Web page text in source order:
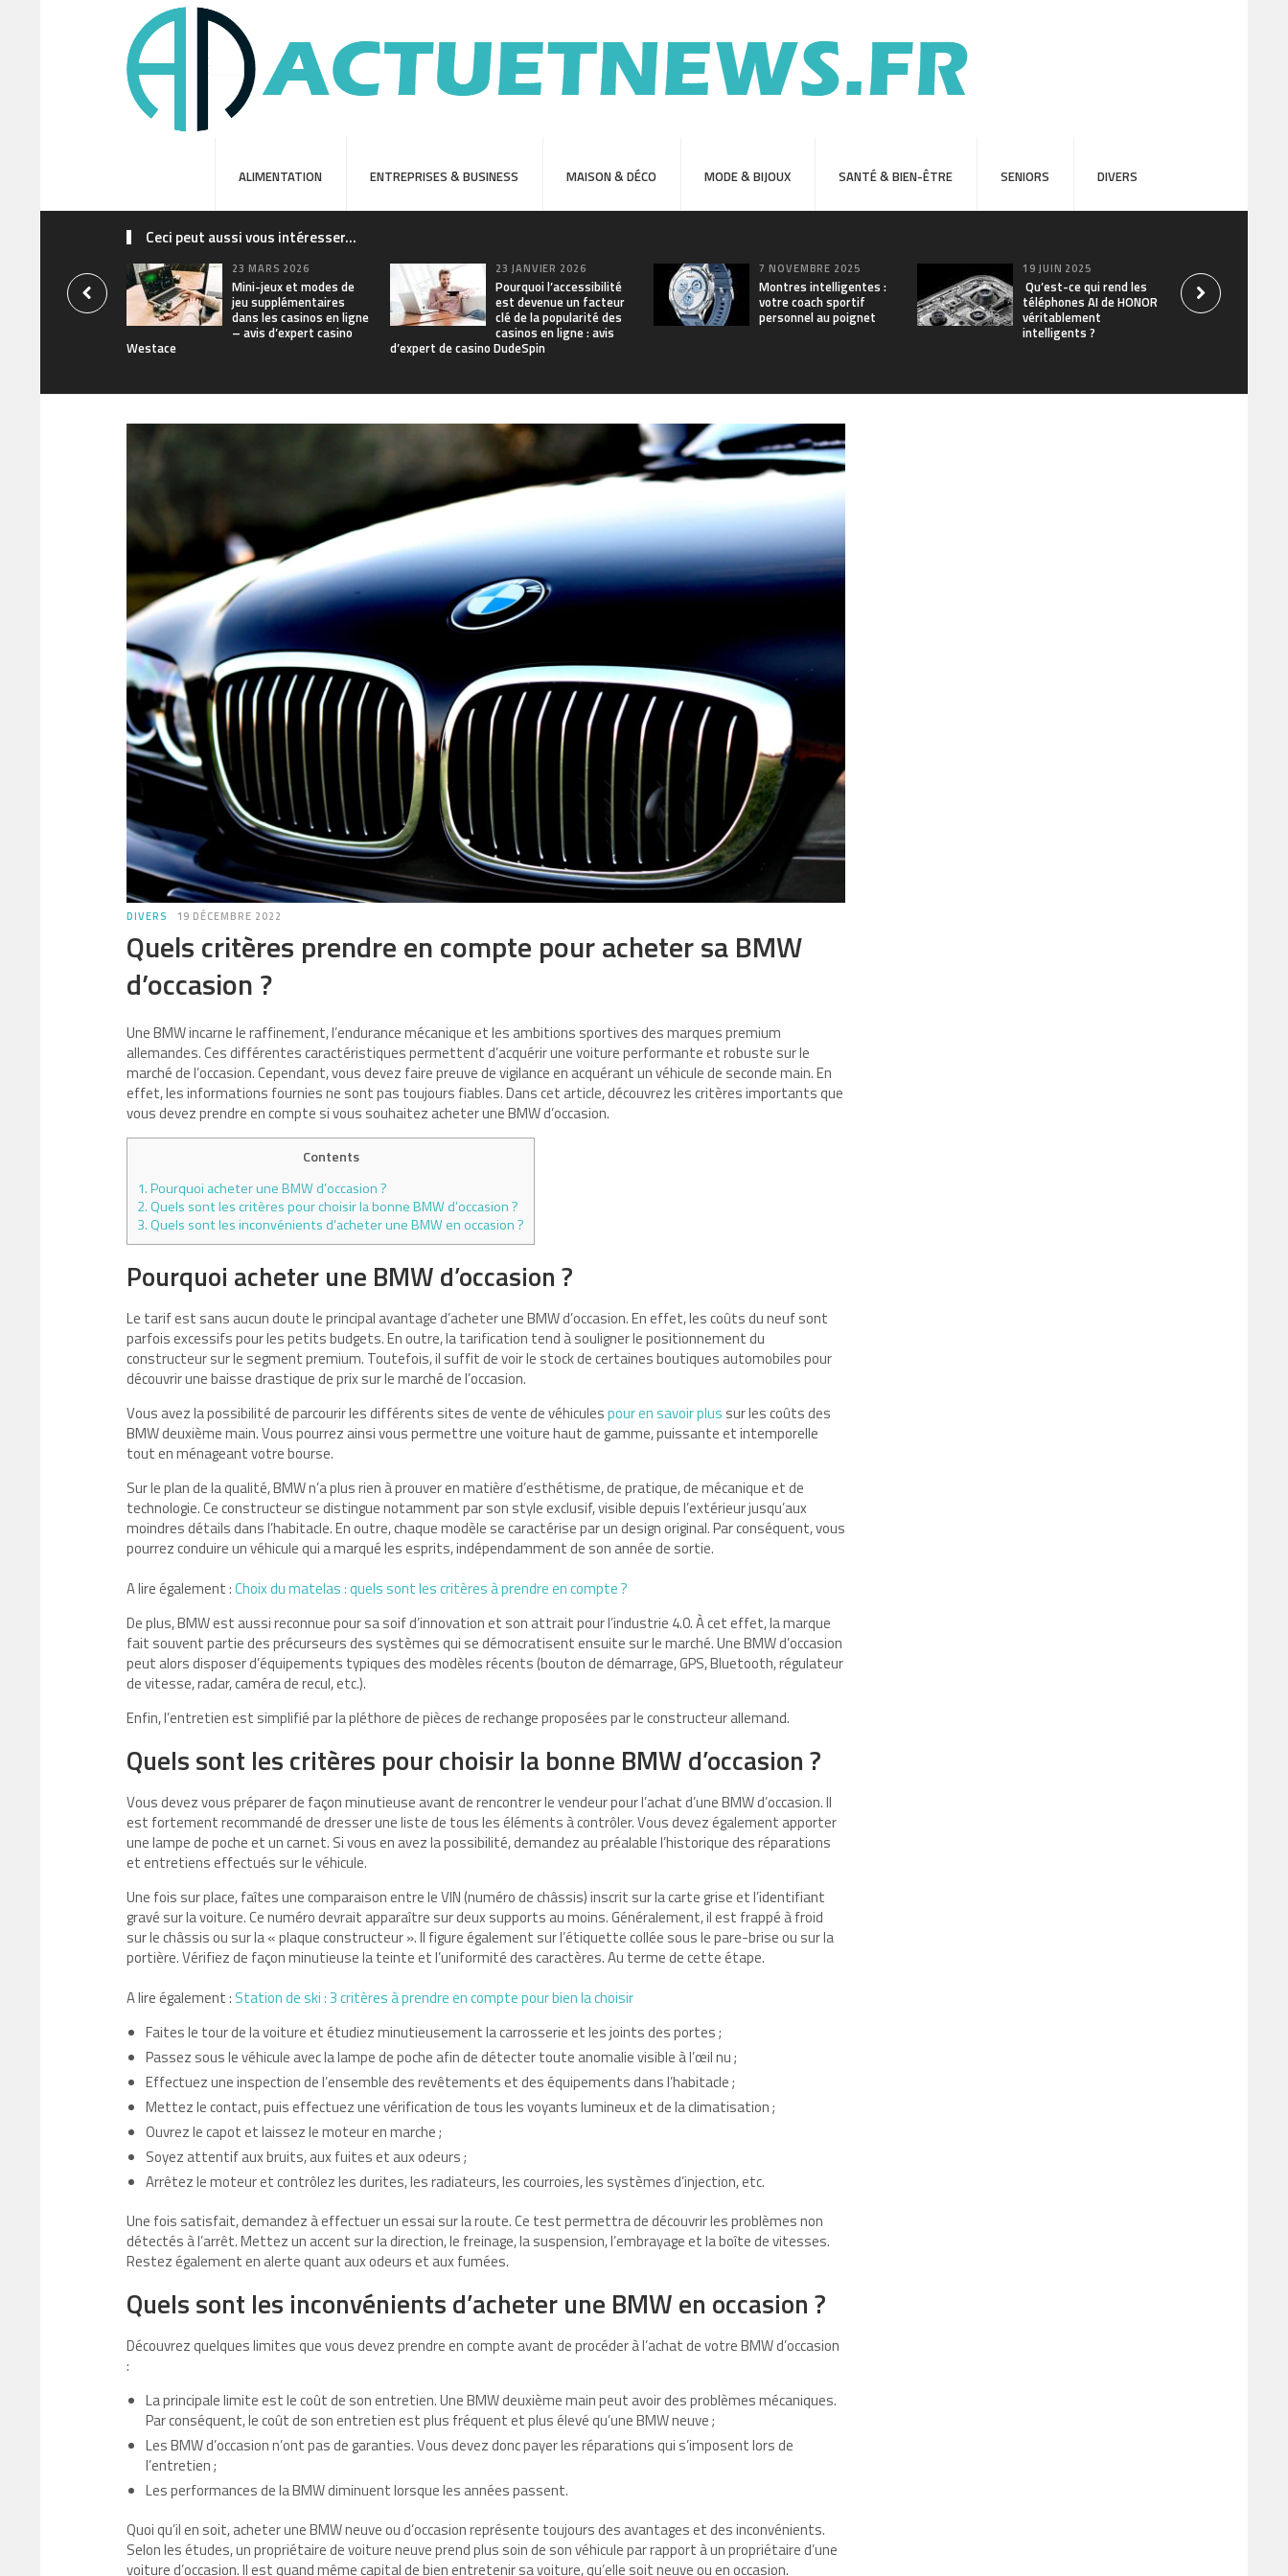
ALIMENTATION ENTREPRISES & BUSINESS MAISON & DÉCO MODE & BIJOUX SANTÉ & BIEN-ÊTRE SENIORS DIVERS
Ceci peut aussi vous intéresser...
23 MARS 2026
Mini-jeux et modes de
jeu supplémentaires
dans les casinos en ligne
– avis d’expert casino
Westace
23 JANVIER 2026
Pourquoi l’accessibilité
est devenue un facteur
clé de la popularité des
casinos en ligne : avis
d’expert de casino DudeSpin
7 NOVEMBRE 2025
Montres intelligentes :
votre coach sportif
personnel au poignet
19 JUIN 2025
Qu’est-ce qui rend les
téléphones AI de HONOR
véritablement
intelligents ?
DIVERS 19 DÉCEMBRE 2022
Quels critères prendre en compte pour acheter sa BMW
d’occasion ?
Une BMW incarne le raffinement, l’endurance mécanique et les ambitions sportives des marques premium
allemandes. Ces différentes caractéristiques permettent d’acquérir une voiture performante et robuste sur le
marché de l’occasion. Cependant, vous devez faire preuve de vigilance en acquérant un véhicule de seconde main. En
effet, les informations fournies ne sont pas toujours fiables. Dans cet article, découvrez les critères importants que
vous devez prendre en compte si vous souhaitez acheter une BMW d’occasion.
Contents
1.Pourquoi acheter une BMW d’occasion ?
2.Quels sont les critères pour choisir la bonne BMW d’occasion ?
3.Quels sont les inconvénients d’acheter une BMW en occasion ?
Pourquoi acheter une BMW d’occasion ?
Le tarif est sans aucun doute le principal avantage d’acheter une BMW d’occasion. En effet, les coûts du neuf sont
parfois excessifs pour les petits budgets. En outre, la tarification tend à souligner le positionnement du
constructeur sur le segment premium. Toutefois, il suffit de voir le stock de certaines boutiques automobiles pour
découvrir une baisse drastique de prix sur le marché de l’occasion.
Vous avez la possibilité de parcourir les différents sites de vente de véhiculespour en savoir plus sur les coûts des
BMW deuxième main. Vous pourrez ainsi vous permettre une voiture haut de gamme, puissante et intemporelle
tout en ménageant votre bourse.
Sur le plan de la qualité, BMW n’a plus rien à prouver en matière d’esthétisme, de pratique, de mécanique et de
technologie. Ce constructeur se distingue notamment par son style exclusif, visible depuis l’extérieur jusqu’aux
moindres détails dans l’habitacle. En outre, chaque modèle se caractérise par un design original. Par conséquent, vous
pourrez conduire un véhicule qui a marqué les esprits, indépendamment de son année de sortie.
A lire également :Choix du matelas : quels sont les critères à prendre en compte ?
De plus, BMW est aussi reconnue pour sa soif d’innovation et son attrait pour l’industrie 4.0. À cet effet, la marque
fait souvent partie des précurseurs des systèmes qui se démocratisent ensuite sur le marché. Une BMW d’occasion
peut alors disposer d’équipements typiques des modèles récents (bouton de démarrage, GPS, Bluetooth, régulateur
de vitesse, radar, caméra de recul, etc.).
Enfin, l’entretien est simplifié par la pléthore de pièces de rechange proposées par le constructeur allemand.
Quels sont les critères pour choisir la bonne BMW d’occasion ?
Vous devez vous préparer de façon minutieuse avant de rencontrer le vendeur pour l’achat d’une BMW d’occasion. Il
est fortement recommandé de dresser une liste de tous les éléments à contrôler. Vous devez également apporter
une lampe de poche et un carnet. Si vous en avez la possibilité, demandez au préalable l’historique des réparations
et entretiens effectués sur le véhicule.
Une fois sur place, faîtes une comparaison entre le VIN (numéro de châssis) inscrit sur la carte grise et l’identifiant
gravé sur la voiture. Ce numéro devrait apparaître sur deux supports au moins. Généralement, il est frappé à froid
sur le châssis ou sur la « plaque constructeur ». Il figure également sur l’étiquette collée sous le pare-brise ou sur la
portière. Vérifiez de façon minutieuse la teinte et l’uniformité des caractères. Au terme de cette étape.
A lire également : Station de ski : 3 critères à prendre en compte pour bien la choisir
Faites le tour de la voiture et étudiez minutieusement la carrosserie et les joints des portes ;
Passez sous le véhicule avec la lampe de poche afin de détecter toute anomalie visible à l’œil nu ;
Effectuez une inspection de l’ensemble des revêtements et des équipements dans l’habitacle ;
Mettez le contact, puis effectuez une vérification de tous les voyants lumineux et de la climatisation ;
Ouvrez le capot et laissez le moteur en marche ;
Soyez attentif aux bruits, aux fuites et aux odeurs ;
Arrêtez le moteur et contrôlez les durites, les radiateurs, les courroies, les systèmes d’injection, etc.
Une fois satisfait, demandez à effectuer un essai sur la route. Ce test permettra de découvrir les problèmes non
détectés à l’arrêt. Mettez un accent sur la direction, le freinage, la suspension, l’embrayage et la boîte de vitesses.
Restez également en alerte quant aux odeurs et aux fumées.
Quels sont les inconvénients d’acheter une BMW en occasion ?
Découvrez quelques limites que vous devez prendre en compte avant de procéder à l’achat de votre BMW d’occasion
:
La principale limite est le coût de son entretien. Une BMW deuxième main peut avoir des problèmes mécaniques.
Par conséquent, le coût de son entretien est plus fréquent et plus élevé qu’une BMW neuve ;
Les BMW d’occasion n’ont pas de garanties. Vous devez donc payer les réparations qui s’imposent lors de
l’entretien ;
Les performances de la BMW diminuent lorsque les années passent.
Quoi qu’il en soit, acheter une BMW neuve ou d’occasion représente toujours des avantages et des inconvénients.
Selon les études, un propriétaire de voiture neuve prend plus soin de son véhicule par rapport à un propriétaire d’une
voiture d’occasion. Il est quand même capital de bien entretenir sa voiture, qu’elle soit neuve ou en occasion.